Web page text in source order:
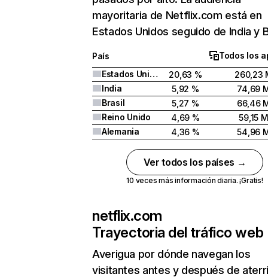
mayoritaria de Netflix.com está en
Estados Unidos seguido de India y
País
Todos los
Estados Unidos
20,63 %
260,23
India
5,92 %
74,69
Brasil
5,27 %
66,46
Reino Unido
4,69 %
59,15 M
Alemania
4,36 % 54,96
Ver todos los países →
10 veces más información diaria. ¡Gratis!
netflix.com
Trayectoria del tráfico web
Averigua por dónde navegan los
visitantes antes y después de